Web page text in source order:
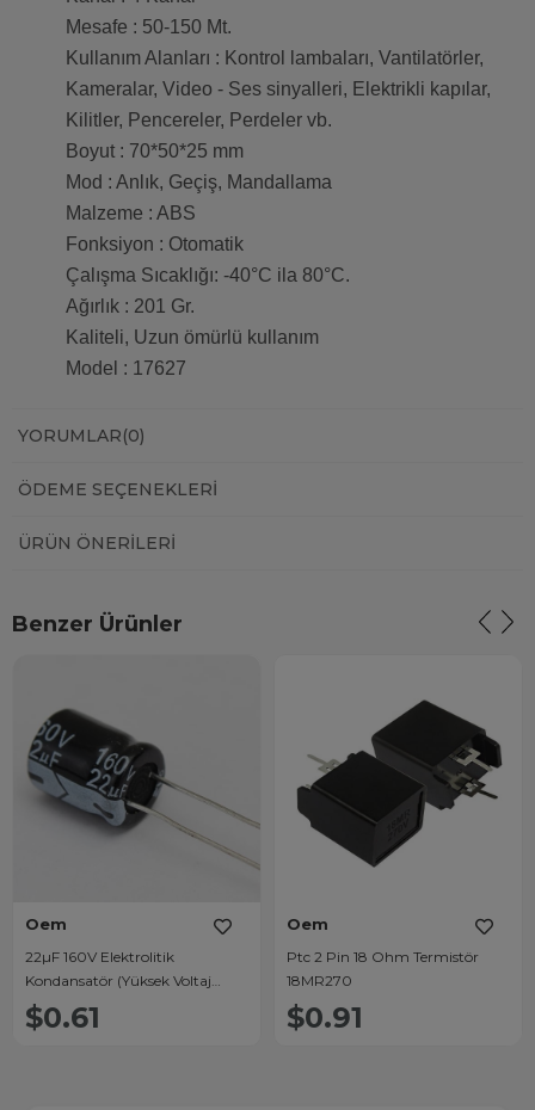
Mesafe : 50-150 Mt.
Kullanım Alanları : Kontrol lambaları, Vantilatörler,
Kameralar, Video - Ses sinyalleri, Elektrikli kapılar,
Kilitler, Pencereler, Perdeler vb.
Boyut : 70*50*25 mm
Mod : Anlık, Geçiş, Mandallama
Malzeme : ABS
Fonksiyon : Otomatik
Çalışma Sıcaklığı: -40°C ila 80°C.
Ağırlık : 201 Gr.
Kaliteli, Uzun ömürlü kullanım
Model : 17627
YORUMLAR(0)
ÖDEME SEÇENEKLERI
ÜRÜN ÖNERILERI
Benzer Ürünler
Oem
22µF 160V Elektrolitik
Kondansatör (Yüksek Voltaj
Dayanımlı)
$0.61
Oem
Ptc 2 Pin 18 Ohm Termistör
18MR270
$0.91